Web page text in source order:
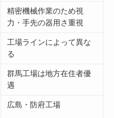
精密機械作業のため視
力・手先の器用さ重視
工場ラインによって異な
る
群馬工場は地方在住者優
遇
広島・防府工場